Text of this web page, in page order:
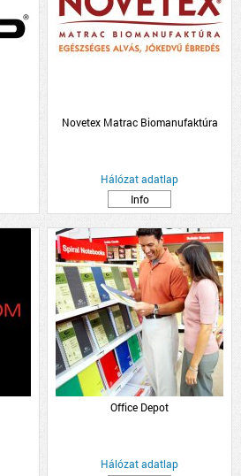
Novetex Matrac Biomanufaktúra
Hálózat adatlap
Info
Office Depot
Hálózat adatlap